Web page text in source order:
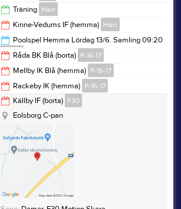
Träning Herr
Kinne-Vedums IF (hemma) Herr
Poolspel Hemma Lördag 13/6. Samling 09:20
P-16-17Råda BK Blå (borta) P-16-17
Mellby IK Blå (hemma) P-16-17
Rackeby IK (hemma) P-16-17
Källby IF (borta) F30
Eolsborg C-pan